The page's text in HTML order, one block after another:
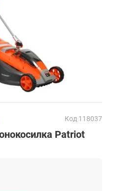
Код 118037
Patriot